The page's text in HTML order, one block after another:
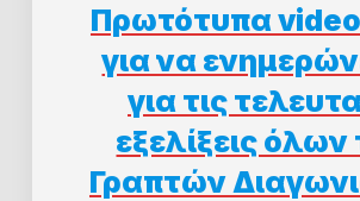
Πρωτότυπα
για να
για τις
εξελίξεις
Γραπτών